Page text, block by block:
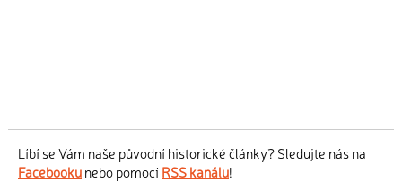
Líbí se Vám naše původní historické články? Sledujte nás na
Facebookunebo pomocí RSS kanálu!